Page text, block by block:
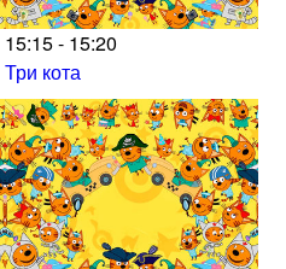
15:15 - 15:20
Три кота